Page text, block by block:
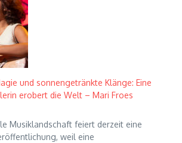
und sonnengetränkte Klänge: Eine
erobert die Welt – Mari Froes
Musiklandschaft feiert derzeit eine
weil eine